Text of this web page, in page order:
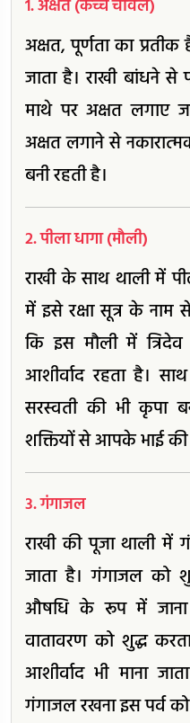
1. अक्षत (कच्चे चावल)
अक्षत, पूर्णता का
जाता है। राखी बांधने
माथे पर अक्षत लगाए
अक्षत लगाने से
बनी रहती है।
2. पीला धागा (मौली)
राखी के साथ थाली में
में इसे रक्षा सूत्र के नाम
कि इस मौली में
आशीर्वाद रहता है।
सरस्वती की भी कृपा
शक्तियों से आपके भाई की
3. गंगाजल
राखी की पूजा थाली में
जाता है। गंगाजल को
औषधि के रूप में
वातावरण को शुद्ध
आशीर्वाद भी माना
गंगाजल रखना इस पर्व